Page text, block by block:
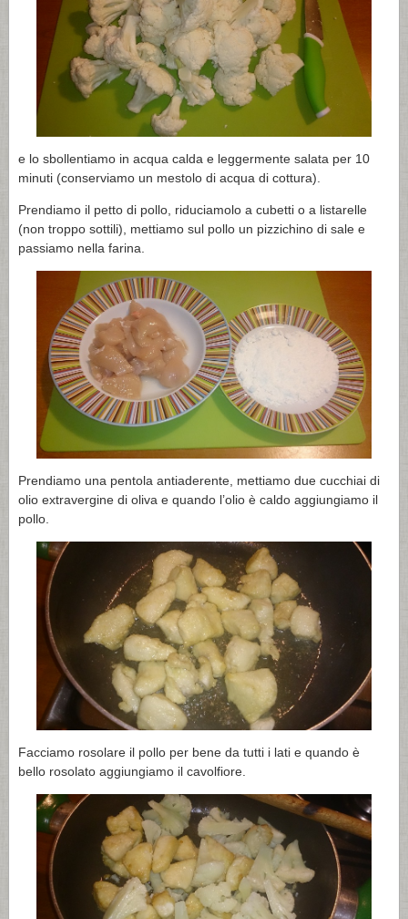
e lo sbollentiamo in acqua calda e leggermente salata per 10
minuti (conserviamo un mestolo di acqua di cottura).
Prendiamo il petto di pollo, riduciamolo a cubetti o a listarelle
(non troppo sottili), mettiamo sul pollo un pizzichino di sale e
passiamo nella farina.
Prendiamo una pentola antiaderente, mettiamo due cucchiai di
olio extravergine di oliva e quando l’olio è caldo aggiungiamo il
pollo.
Facciamo rosolare il pollo per bene da tutti i lati e quando è
bello rosolato aggiungiamo il cavolfiore.